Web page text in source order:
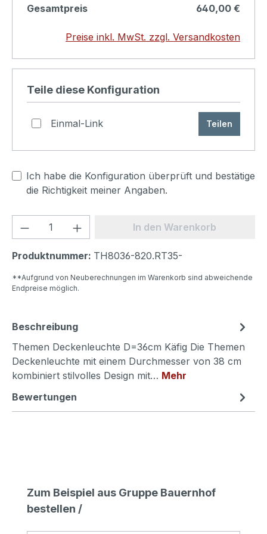
Strichlack Lampenschirm Aufpreis 10,-€.
Gesamtpreis 640,00 €
Preise inkl. MwSt. zzgl. Versandkosten
Teile diese Konfiguration
Einmal-Link Teilen
Ich habe die Konfiguration überprüft und bestätige
die Richtigkeit meiner Angaben.
Produkt Anzahl: Gib denIn den Warenkorb
Produktnummer: TH8036-820.RT35-
**Aufgrund von Neuberechnungen im Warenkorb sind abweichende
Endpreise möglich.
Beschreibung
Themen Deckenleuchte D=36cm Käfig Die Themen
Deckenleuchte mit einem Durchmesser von 38 cm
kombiniert stilvolles Design mit… Mehr
Bewertungen
Produktgalerie überspringen
Zum Beispiel aus Gruppe Bauernhof
bestellen /